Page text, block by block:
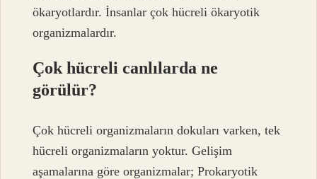
ökaryotlardır. İnsanlar çok hücreli ökaryotik
organizmalardır.
Çok hücreli canlılarda ne
görülür?
Çok hücreli organizmaların dokuları varken, tek
hücreli organizmaların yoktur. Gelişim
aşamalarına göre organizmalar; Prokaryotik